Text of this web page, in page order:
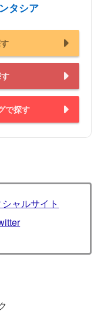
タシア
で探す
ャルサイト